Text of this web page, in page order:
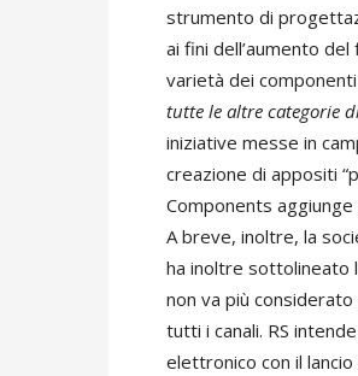
strumento di
ai fini dell’aumento
varietà dei
tutte le altre categorie
iniziative messe in
creazione di appositi
Components
A breve, inoltre, la
ha inoltre sottolineato
non va più
tutti i canali. RS
elettronico con il